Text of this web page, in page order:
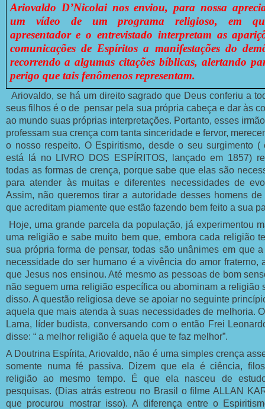
Ariovaldo D’Nicolai nos enviou, para nossa
um vídeo de um programa religioso, em
apresentador e o entrevistado interpretam as
comunicações de Espíritos a manifestações do
recorrendo a algumas citações bíblicas, alertando
perigo que tais fenômenos representam.
Ariovaldo, se há um direito sagrado que Deus conferiu a
seus filhos é o de pensar pela sua própria cabeça e dar às
ao mundo suas próprias interpretações. Portanto, esses
professam sua crença com tanta sinceridade e fervor,
o nosso respeito. O Espiritismo, desde o seu surgimento (
está lá no LIVRO DOS ESPÍRITOS, lançado em 1857)
todas as formas de crença, porque sabe que elas são
para atender às muitas e diferentes necessidades de
Assim, não queremos tirar a autoridade desses homens de
que acreditam piamente que estão fazendo bem feito a sua
Hoje, uma grande parcela da população, já experimentou
uma religião e sabe muito bem que, embora cada religião
sua própria forma de pensar, todas são unânimes em que
necessidade do ser humano é a vivência do amor fraterno,
que Jesus nos ensinou. Até mesmo as pessoas de bom
não seguem uma religião específica ou abominam a religião
disso. A questão religiosa deve se apoiar no seguinte
aquela que mais atenda à suas necessidades de melhoria.
Lama, líder budista, conversando com o então Frei
disse: “ a melhor religião é aquela que te faz melhor”.
A Doutrina Espírita, Ariovaldo, não é uma simples crença
somente numa fé passiva. Dizem que ela é ciência,
religião ao mesmo tempo. É que ela nasceu de
pesquisas. (Dias atrás estreou no Brasil o filme ALLAN
que procurou mostrar isso). A diferença entre o